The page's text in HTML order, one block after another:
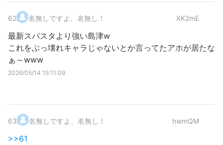
62. 名無しですよ、名無し！ XK2mE
最新スパスタより強い島津w
これをぶっ壊れキャラじゃないとか言ってたアホが居たな
ぁ～www
2026/05/14 15:11:09
63. 名無しですよ、名無し！ hwmQM
>>61